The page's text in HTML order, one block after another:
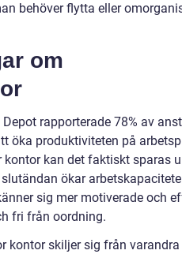
behöver flytta eller
om
rapporterade 78% av
öka produktiviteten på
kan det faktiskt sparas
ökar
sig mer motiverade och
fri från oordning.
kontor skiljer sig från varandra